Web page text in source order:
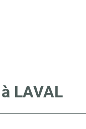
LAVAL